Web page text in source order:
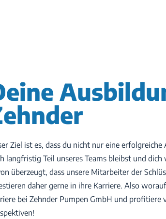
Ziel ist es, dass du nicht nur eine
langfristig Teil unseres Teams bleibst und
überzeugt, dass unsere Mitarbeiter der
daher gerne in ihre Karriere. Also
bei Zehnder Pumpen GmbH und profitiere